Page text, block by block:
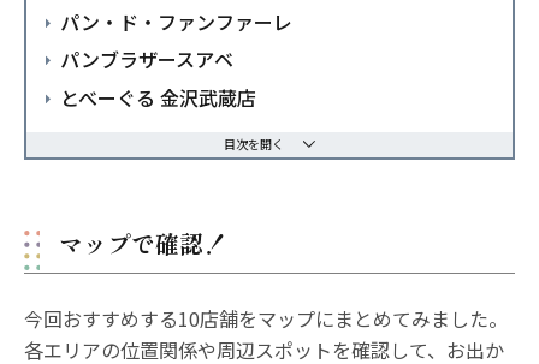
パン・ド・ファンファーレ
パンブラザースアベ
とべーぐる 金沢武蔵店
目次を開く
マップで確認！
今回おすすめする10店舗をマップにまとめてみました。
各エリアの位置関係や周辺スポットを確認して、お出か